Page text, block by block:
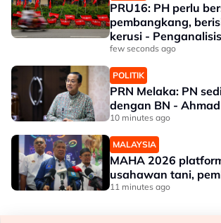
PRU16: PH perlu
pembangkang,
kerusi - Penganalisis
few seconds ago
POLITIK
PRN Melaka: PN
dengan BN -
10 minutes ago
MALAYSIA
MAHA 2026
usahawan tani,
11 minutes ago